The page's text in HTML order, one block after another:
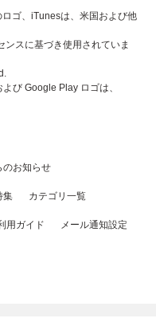
ゴ、iTunesは、米国および他
ンスに基づき使用されていま
び Google Play ロゴは、
のお知らせ
集 カテゴリ一覧
用ガイド メール通知設定